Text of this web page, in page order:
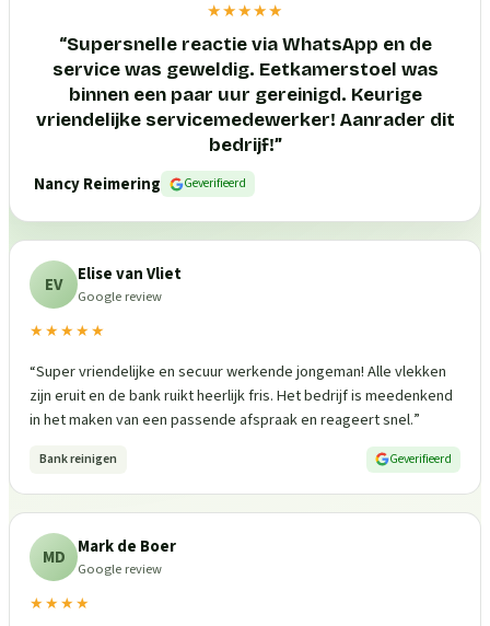
★★★★★
“Supersnelle reactie via WhatsApp en de
service was geweldig. Eetkamerstoel was
binnen een paar uur gereinigd. Keurige
vriendelijke servicemedewerker! Aanrader dit
bedrijf!”
Nancy Reimering
Geverifieerd
EV Elise van Vliet
Google review
★★★★★
“Super vriendelijke en secuur werkende jongeman! Alle vlekken
zijn eruit en de bank ruikt heerlijk fris. Het bedrijf is meedenkend
in het maken van een passende afspraak en reageert snel.”
Bank reinigen Geverifieerd
MD Mark de Boer
Google review
★★★★